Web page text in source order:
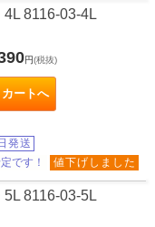
8116-03-4L
円(税抜)
カートへ
発送
です！ 値下げしました
8116-03-5L